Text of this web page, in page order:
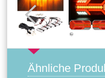
Ähnliche